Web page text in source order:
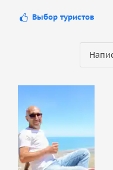
Выбор туристов